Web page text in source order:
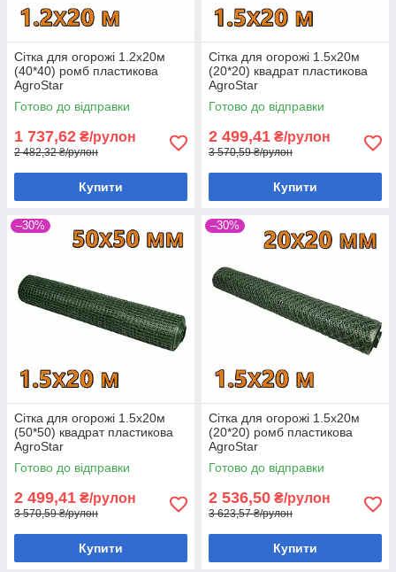
Сітка для огорожі 1.2х20м
(40*40) ромб пластикова
AgroStar
Готово до відправки
1 737,62 ₴/рулон
2 482,32 ₴/рулон
Купити
Сітка для огорожі 1.5х20м
(20*20) квадрат пластикова
AgroStar
Готово до відправки
2 499,41 ₴/рулон
3 570,59 ₴/рулон
Купити
–30%
Сітка для огорожі 1.5х20м
(50*50) квадрат пластикова
AgroStar
Готово до відправки
2 499,41 ₴/рулон
3 570,59 ₴/рулон
Купити
–30%
Сітка для огорожі 1.5х20м
(20*20) ромб пластикова
AgroStar
Готово до відправки
2 536,50 ₴/рулон
3 623,57 ₴/рулон
Купити